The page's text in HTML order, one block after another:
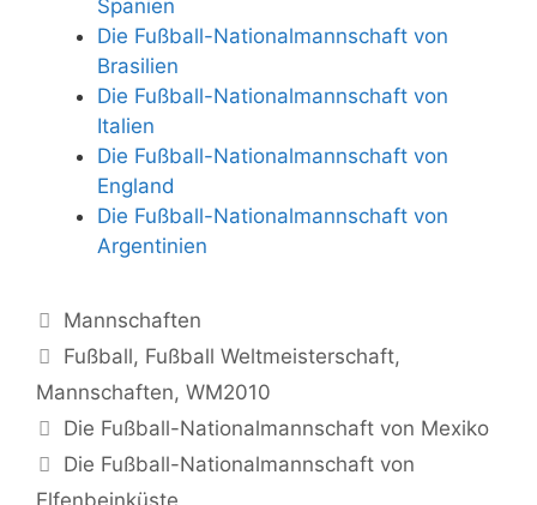
Spanien
Die Fußball-Nationalmannschaft von
Brasilien
Die Fußball-Nationalmannschaft von
Italien
Die Fußball-Nationalmannschaft von
England
Die Fußball-Nationalmannschaft von
Argentinien
Kategorien
Mannschaften
Schlagwörter
Fußball, Fußball Weltmeisterschaft,
Mannschaften, WM2010
Beitrags-
Navigation
Die Fußball-Nationalmannschaft von Mexiko
Die Fußball-Nationalmannschaft von
Elfenbeinküste